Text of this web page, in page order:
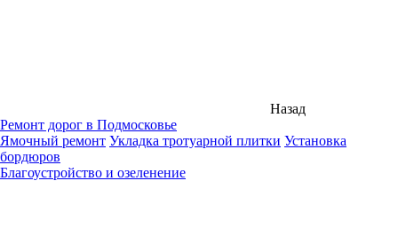
Назад
Ремонт дорог в Подмосковье
Ямочный ремонт Укладка тротуарной плитки Установка
бордюров
Благоустройство и озеленение